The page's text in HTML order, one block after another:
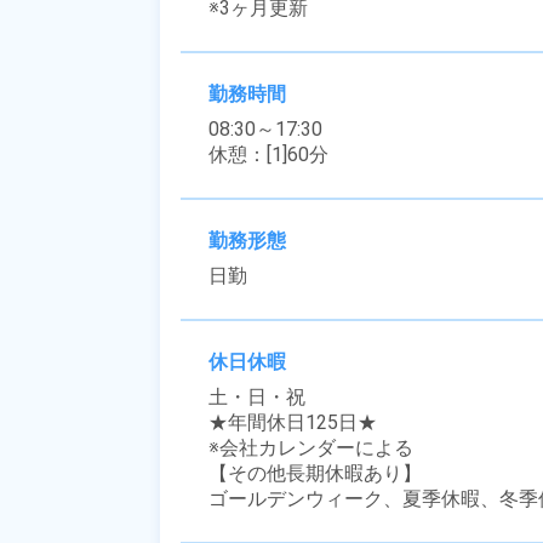
※3ヶ月更新
勤務時間
08:30～17:30
休憩：[1]60分
勤務形態
日勤
休日休暇
土・日・祝
★年間休日125日★
※会社カレンダーによる
【その他長期休暇あり】
ゴールデンウィーク、夏季休暇、冬季